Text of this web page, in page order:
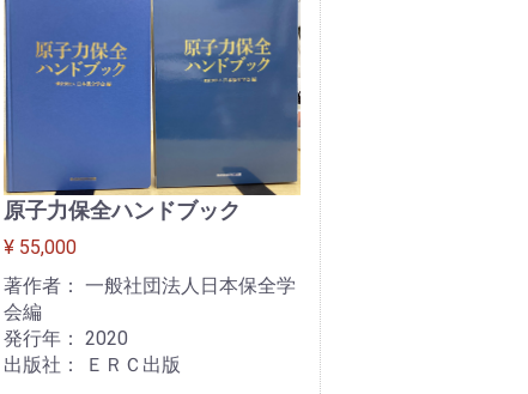
原子力保全ハンドブック
¥ 55,000
著作者： 一般社団法人日本保全学
会編
発行年： 2020
出版社： ＥＲＣ出版